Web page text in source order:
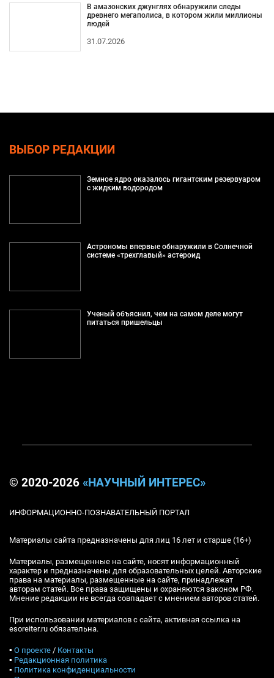
В амазонских джунглях обнаружили следы
древнего мегаполиса, в котором жили миллионы
людей
31.07.2026
ВЫБОР РЕДАКЦИИ
Земное ядро оказалось гигантским резервуаром
с жидким водородом
Астрономы впервые обнаружили в Солнечной
системе «трехглавый» астероид
Ученый объяснил, чем на самом деле могут
питаться пришельцы
© 2020-2026 «НАУЧНЫЙ ИНТЕРЕС»
ИНФОРМАЦИОННО-ПОЗНАВАТЕЛЬНЫЙ ПОРТАЛ
Материалы сайта предназначены для лиц 16 лет и старше (16+)
Материалы, размещенные на сайте, носят информационный
характер и предназначены для образовательных целей. Авторские
права на материалы, размещенные на сайте, принадлежат
авторам статей. Все права защищены и охраняются законом РФ.
Мнение редакции не всегда совпадает с мнением авторов статей.
При использовании материалов с сайта, активная ссылка на
esoreiter.ru обязательна.
▪ О проекте / Контакты
▪ Редакционная политика
▪ Политика конфиденциальности